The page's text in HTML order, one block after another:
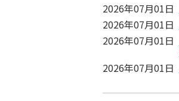
2026年07月01日
2026年07月01日
2026年07月01日
2026年07月01日